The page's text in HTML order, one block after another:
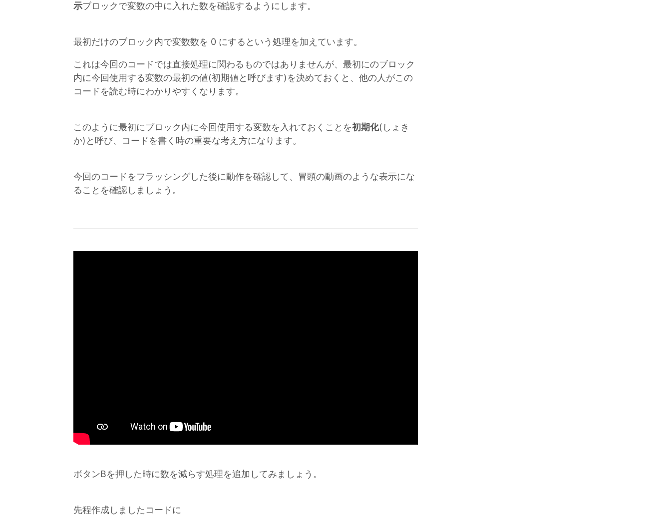
示ブロックで変数の中に入れた数を確認するようにします。
最初だけのブロック内で変数数を 0 にするという処理を加えています。
これは今回のコードでは直接処理に関わるものではありませんが、最初にのブロック
内に今回使用する変数の最初の値(初期値と呼びます)を決めておくと、他の人がこの
コードを読む時にわかりやすくなります。
このように最初にブロック内に今回使用する変数を入れておくことを初期化(しょき
か)と呼び、コードを書く時の重要な考え方になります。
今回のコードをフラッシングした後に動作を確認して、冒頭の動画のような表示にな
ることを確認しましょう。
ボタンBを押した時に数を減らす処理を追加してみましょう。
先程作成しましたコードに